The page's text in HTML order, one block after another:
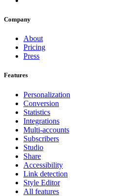
Company
About
Pricing
Press
Features
Personalization
Conversion
Statistics
Integrations
Multi-accounts
Subscribers
Studio
Share
Accessibility
Link detection
Style Editor
All features